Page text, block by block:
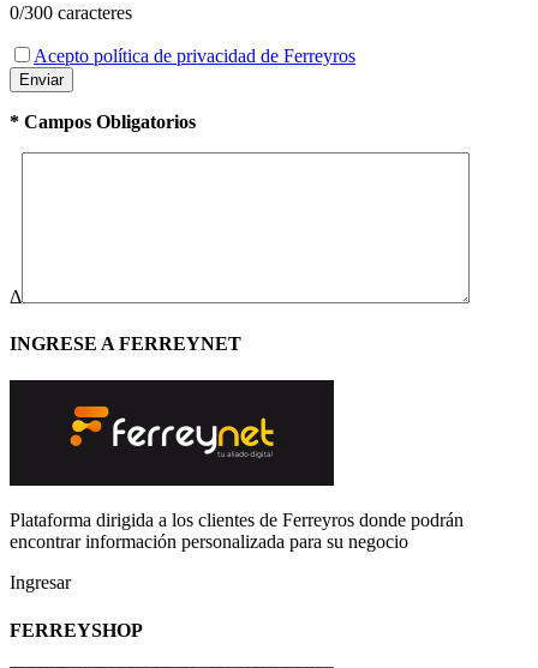
0/300 caracteres
Acepto política de privacidad de Ferreyros
* Campos Obligatorios
Δ
INGRESE A FERREYNET
Plataforma dirigida a los clientes de Ferreyros donde podrán
encontrar información personalizada para su negocio
Ingresar
FERREYSHOP